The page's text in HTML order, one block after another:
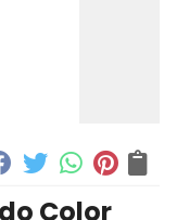
Color